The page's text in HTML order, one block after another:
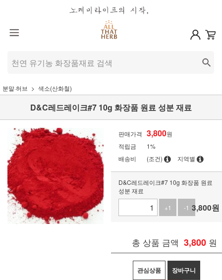
분말·허브 색소(산화철)
D&C레드레이크#7 10g 화장품 원료 성분 재료
판매가격 3,800원
적립금
1%
배송비
(조건) 지역별
D&C레드레이크#7 10g 화장품 원료
성분 재료
+1
-1 3,800원
총 상품 금액 3,800 원
관심상품 장바구니